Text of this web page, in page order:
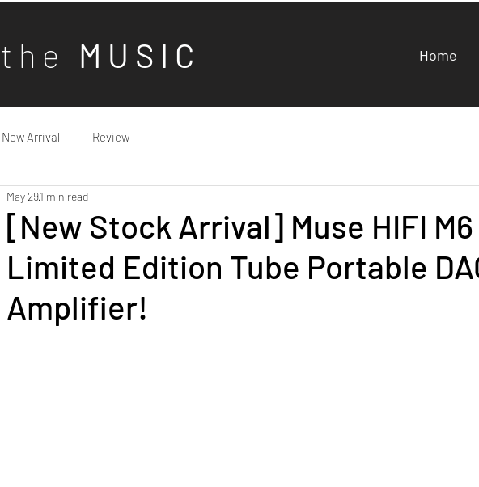
t h e M U S I C Home
New Arrival Review
[New Stock Arrival] Muse HIFI
Limited Edition Tube Portable
Amplifier!
May 291 min read